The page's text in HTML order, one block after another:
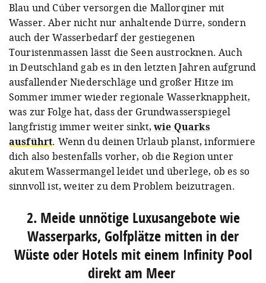
Blau und Cúber versorgen die Mallorqiner mit
Wasser. Aber nicht nur anhaltende Dürre, sondern
auch der Wasserbedarf der gestiegenen
Touristenmassen lässt die Seen austrocknen. Auch
in Deutschland gab es in den letzten Jahren aufgrund
ausfallender Niederschläge und großer Hitze im
Sommer immer wieder regionale Wasserknappheit,
was zur Folge hat, dass der Grundwasserspiegel
langfristig immer weiter sinkt,wie Quarks
ausführt. Wenn du deinen Urlaub planst, informiere
dich also bestenfalls vorher, ob die Region unter
akutem Wassermangel leidet und überlege, ob es so
sinnvoll ist, weiter zu dem Problem beizutragen.
2. Meide unnötige Luxusangebote wie
Wasserparks, Golfplätze mitten in der
Wüste oder Hotels mit einem Infinity Pool
direkt am Meer⁠